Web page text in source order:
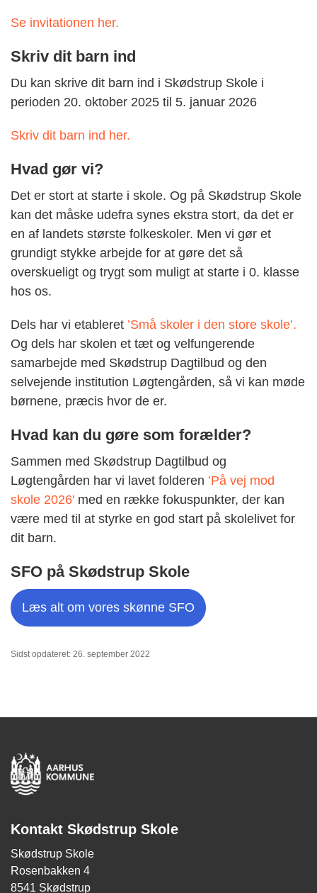
Se invitationen her.
Skriv dit barn ind
Du kan skrive dit barn ind i Skødstrup Skole i
perioden 20. oktober 2025 til 5. januar 2026
Skriv dit barn ind her.
Hvad gør vi?
Det er stort at starte i skole. Og på Skødstrup Skole
kan det måske udefra synes ekstra stort, da det er
en af landets største folkeskoler. Men vi gør et
grundigt stykke arbejde for at gøre det så
overskueligt og trygt som muligt at starte i 0. klasse
hos os.
Dels har vi etableret ’Små skoler i den store skole’.
Og dels har skolen et tæt og velfungerende
samarbejde med Skødstrup Dagtilbud og den
selvejende institution Løgtengården, så vi kan møde
børnene, præcis hvor de er.
Hvad kan du gøre som forælder?
Sammen med Skødstrup Dagtilbud og
Løgtengården har vi lavet folderen ’På vej mod
skole 2026' med en række fokuspunkter, der kan
være med til at styrke en god start på skolelivet for
dit barn.
SFO på Skødstrup Skole
Læs alt om vores skønne SFO
Sidst opdateret: 26. september 2022
Kontakt Skødstrup Skole
Skødstrup Skole
Rosenbakken 4
8541 Skødstrup